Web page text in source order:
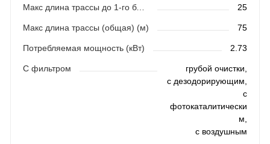
Макс длина трассы до 1-го блока
25
Макс длина трассы (общая) (м) 75
Потребляемая мощность (кВт) 2.73
С фильтром
грубой очистки,
с дезодорирующим,
с
фотокаталитически
м,
с воздушным